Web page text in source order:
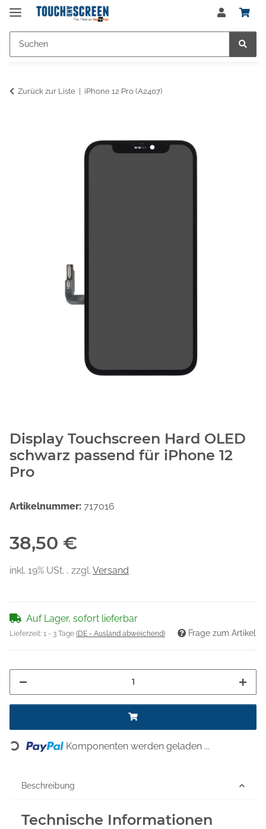
Zurück zur Liste iPhone 12 Pro (A2407)
Display Touchscreen Hard OLED
schwarz passend für iPhone 12
Pro
Artikelnummer: 717016
38,50 €
inkl. 19% USt. , zzgl. Versand
Auf Lager, sofort lieferbar
Lieferzeit: 1 - 3 Tage (DE - Ausland abweichend) Frage zum Artikel
Loading... Komponenten werden geladen ...
Beschreibung
Technische Informationen